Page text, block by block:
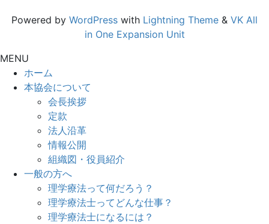
Powered by WordPress with Lightning Theme & VK All
in One Expansion Unit
MENU
ホーム
本協会について
会長挨拶
定款
法人沿革
情報公開
組織図・役員紹介
一般の方へ
理学療法って何だろう？
理学療法士ってどんな仕事？
理学療法士になるには？